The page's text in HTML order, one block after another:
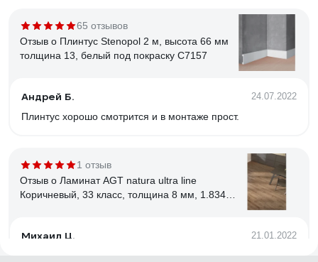
65 отзывов
Отзыв о Плинтус Stenopol 2 м, высота 66 мм
толщина 13, белый под покраску C7157
Андрей Б. 24.07.2022
Плинтус хорошо смотрится и в монтаже прост.
1 отзыв
Отзыв о Ламинат AGT natura ultra line
Коричневый, 33 класс, толщина 8 мм, 1.834
Михаил Ц. 21.01.2022
Очень качественный ламинат за такие деньги, защёлки